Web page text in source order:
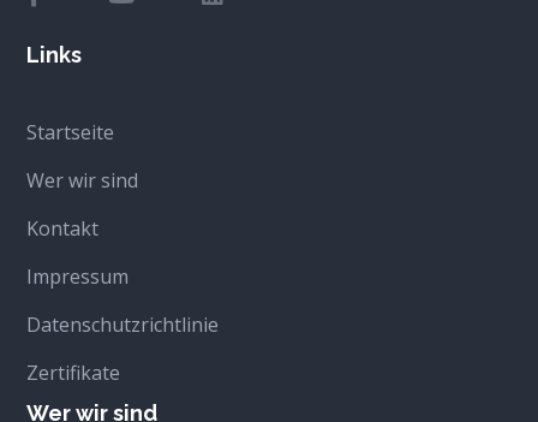
Links
Startseite
Wer wir sind
Kontakt
Impressum
Datenschutzrichtlinie
Zertifikate
Wer wir sind